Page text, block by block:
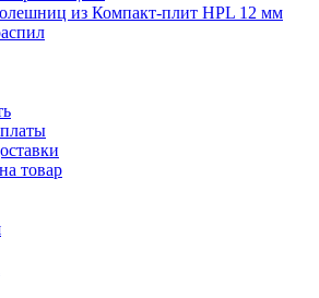
из Компакт-плит HPL 12 мм
товар